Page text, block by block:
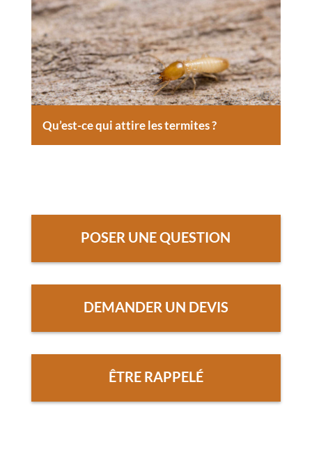
Qu’est-ce qui attire les termites ?
POSER UNE QUESTION
DEMANDER UN DEVIS
ÊTRE RAPPELÉ